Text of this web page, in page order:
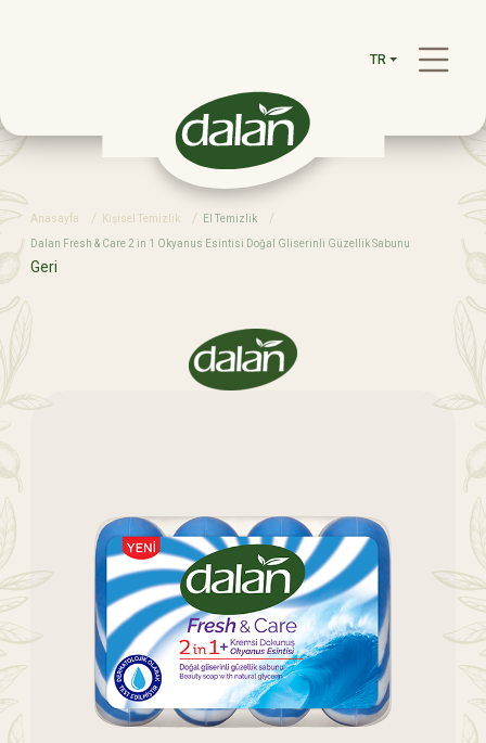
TR
Anasayfa Kişisel Temizlik El Temizlik
Dalan Fresh & Care 2 in 1 Okyanus Esintisi Doğal Gliserinli Güzellik Sabunu
Geri